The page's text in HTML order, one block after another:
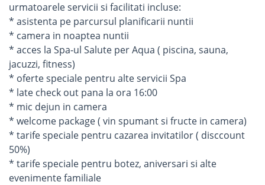
urmatoarele servicii si facilitati incluse:
* asistenta pe parcursul planificarii nuntii
* camera in noaptea nuntii
* acces la Spa-ul Salute per Aqua ( piscina, sauna,
jacuzzi, fitness)
* oferte speciale pentru alte servicii Spa
* late check out pana la ora 16:00
* mic dejun in camera
* welcome package ( vin spumant si fructe in camera)
* tarife speciale pentru cazarea invitatilor ( disccount
50%)
* tarife speciale pentru botez, aniversari si alte
evenimente familiale